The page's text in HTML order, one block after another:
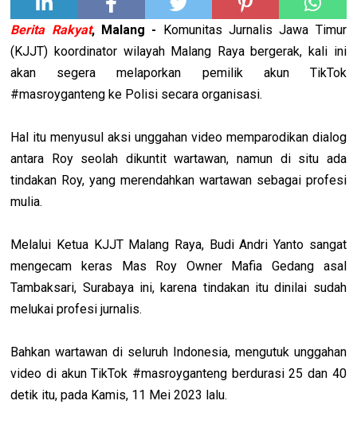
Berita Rakyat, Malang - Komunitas Jurnalis Jawa Timur
(KJJT) koordinator wilayah Malang Raya bergerak, kali ini
akan segera melaporkan pemilik akun TikTok
#masroyganteng ke Polisi secara organisasi.
Hal itu menyusul aksi unggahan video memparodikan dialog
antara Roy seolah dikuntit wartawan, namun di situ ada
tindakan Roy, yang merendahkan wartawan sebagai profesi
mulia.
Melalui Ketua KJJT Malang Raya, Budi Andri Yanto sangat
mengecam keras Mas Roy Owner Mafia Gedang asal
Tambaksari, Surabaya ini, karena tindakan itu dinilai sudah
melukai profesi jurnalis.
Bahkan wartawan di seluruh Indonesia, mengutuk unggahan
video di akun TikTok #masroyganteng berdurasi 25 dan 40
detik itu, pada Kamis, 11 Mei 2023 lalu.